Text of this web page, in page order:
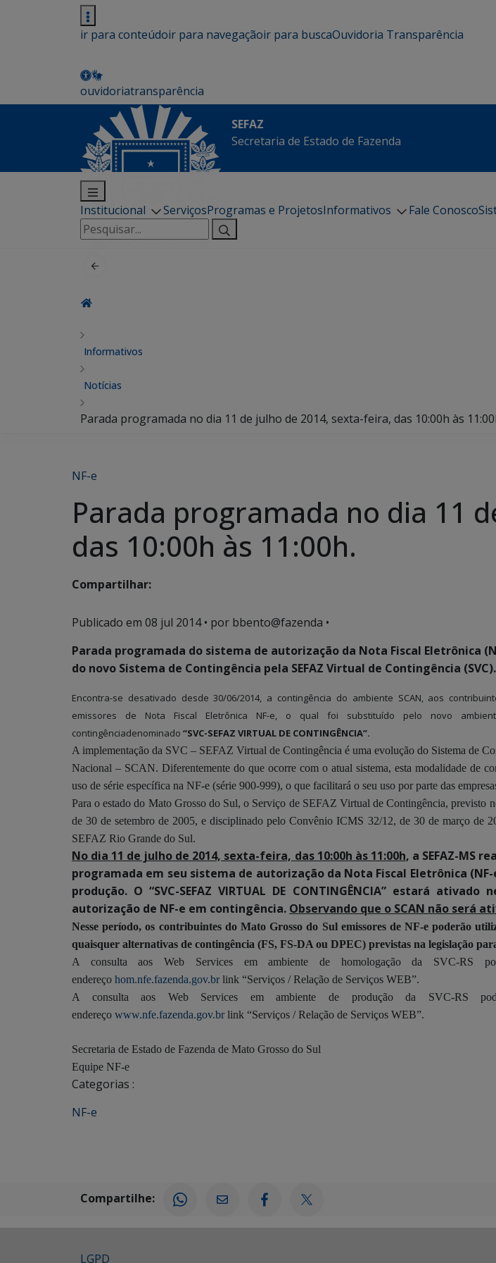
ir para conteúdoir para navegaçãoir para buscaOuvidoria Transparência
ouvidoriatransparência
SEFAZ
Secretaria de Estado de Fazenda
Institucional ServiçosProgramas e ProjetosInformativos Fale Conosco
Pesquisar
por:
Informativos
Notícias
Parada programada no dia 11 de julho de 2014, sexta-feira, das 10:00h às
NF-e
Parada programada no dia 11
das 10:00h às 11:00h.
Compartilhar:
Publicado em 08 jul 2014• por bbento@fazenda •
Parada programada do sistema de autorização da Nota Fiscal Eletrônica
do novo Sistema de Contingência pela SEFAZ Virtual de Contingência (SVC).
Encontra-se desativado desde 30/06/2014, a contingência do ambiente SCAN, aos
emissores de Nota Fiscal Eletrônica NF-e, o qual foi substituído pelo novo
contingênciadenominado “SVC-SEFAZ VIRTUAL DE CONTINGÊNCIA”.
A implementação da SVC – SEFAZ Virtual de Contingência é uma evolução do Sistema de
Nacional – SCAN. Diferentemente do que ocorre com o atual sistema, esta modalidade de
uso de série específica na NF-e (série 900-999), o que facilitará o seu uso por parte das
Para o estado do Mato Grosso do Sul, o Serviço de SEFAZ Virtual de Contingência, previsto
de 30 de setembro de 2005, e disciplinado pelo Convênio ICMS 32/12, de 30 de março de
SEFAZ Rio Grande do Sul.
No dia 11 de julho de 2014, sexta-feira, das 10:00h às 11:00h, a SEFAZ-MS
programada em seu sistema de autorização da Nota Fiscal Eletrônica
produção. O“SVC-SEFAZ VIRTUAL DE CONTINGÊNCIA” estará ativado
autorização de NF-e em contingência. Observando que o SCAN não será
Nesse período, os contribuintes do Mato Grosso do Sul emissores de NF-e poderão
quaisquer alternativas de contingência (FS, FS-DA ou DPEC) previstas na legislação
A consulta aos Web Services em ambiente de homologação da SVC-RS
endereço hom.nfe.fazenda.gov.brlink “Serviços / Relação de Serviços WEB”.
A consulta aos Web Services em ambiente de produção da SVC-RS
endereço www.nfe.fazenda.gov.brlink “Serviços / Relação de Serviços WEB”.
Secretaria de Estado de Fazenda de Mato Grosso do Sul
Equipe NF-e
Categorias :
NF-e
Compartilhe:
LGPD